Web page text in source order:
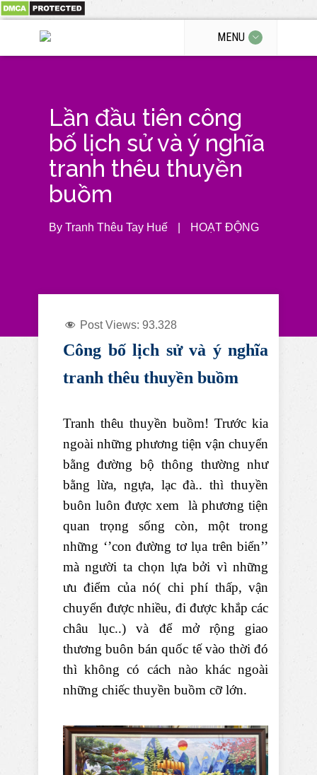
MENU
Lần đầu tiên công
bố lịch sử và ý nghĩa
tranh thêu thuyền
buồm
By Tranh Thêu Tay Huế HOẠT ĐỘNG
Post Views: 93.328
Công bố lịch sử và ý nghĩa
tranh thêu thuyền buồm
Tranh thêu thuyền buồm! Trước kia
ngoài những phương tiện vận chuyển
bằng đường bộ thông thường như
bằng lừa, ngựa, lạc đà.. thì thuyền
buôn luôn được xem là phương tiện
quan trọng sống còn, một trong
những ‘’con đường tơ lụa trên biển’’
mà người ta chọn lựa bởi vì những
ưu điểm của nó( chi phí thấp, vận
chuyển được nhiều, đi được khắp các
châu lục..) và để mở rộng giao
thương buôn bán quốc tế vào thời đó
thì không có cách nào khác ngoài
những chiếc thuyền buồm cỡ lớn.